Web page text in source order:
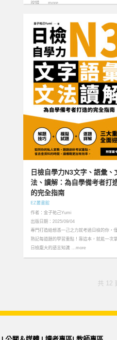
說錯……more
日檢自學力N3文字、語彙、
法、讀解：為自學備考者打
的完全指南
EZ叢書館
作者：金子祐己Yumi
出版日期：2025/09/04
專門打造給想憑一己之力就考過日檢的你，
熟記每道題的學習重點！靠這本，就能一次
日檢龐大的語言知識 …more
共 12